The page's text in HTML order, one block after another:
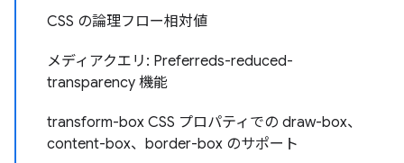
CSS の論理フロー相対値
メディアクエリ: Preferreds-reduced-
transparency 機能
transform-box CSS プロパティでの draw-box、
content-box、border-box のサポート